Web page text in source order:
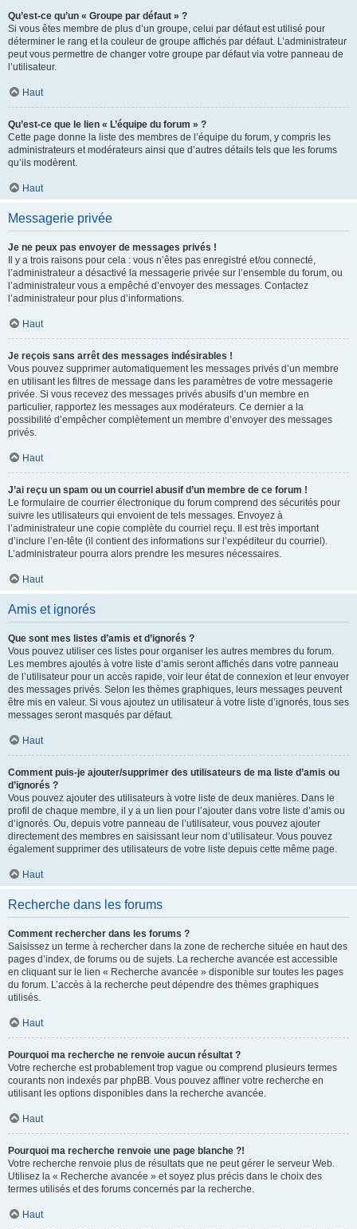
Qu’est-ce qu’un « Groupe par défaut » ?
Si vous êtes membre de plus d’un groupe, celui par défaut est utilisé pour
déterminer le rang et la couleur de groupe affichés par défaut. L’administrateur
peut vous permettre de changer votre groupe par défaut via votre panneau de
l’utilisateur.
Haut
Qu’est-ce que le lien « L’équipe du forum » ?
Cette page donne la liste des membres de l’équipe du forum, y compris les
administrateurs et modérateurs ainsi que d’autres détails tels que les forums
qu’ils modèrent.
Haut
Messagerie privée
Je ne peux pas envoyer de messages privés !
Il y a trois raisons pour cela : vous n’êtes pas enregistré et/ou connecté,
l’administrateur a désactivé la messagerie privée sur l’ensemble du forum, ou
l’administrateur vous a empêché d’envoyer des messages. Contactez
l’administrateur pour plus d’informations.
Haut
Je reçois sans arrêt des messages indésirables !
Vous pouvez supprimer automatiquement les messages privés d’un membre
en utilisant les filtres de message dans les paramètres de votre messagerie
privée. Si vous recevez des messages privés abusifs d’un membre en
particulier, rapportez les messages aux modérateurs. Ce dernier a la
possibilité d’empêcher complètement un membre d’envoyer des messages
privés.
Haut
J’ai reçu un spam ou un courriel abusif d’un membre de ce forum !
Le formulaire de courrier électronique du forum comprend des sécurités pour
suivre les utilisateurs qui envoient de tels messages. Envoyez à
l’administrateur une copie complète du courriel reçu. Il est très important
d’inclure l’en-tête (il contient des informations sur l’expéditeur du courriel).
L’administrateur pourra alors prendre les mesures nécessaires.
Haut
Amis et ignorés
Que sont mes listes d’amis et d’ignorés ?
Vous pouvez utiliser ces listes pour organiser les autres membres du forum.
Les membres ajoutés à votre liste d’amis seront affichés dans votre panneau
de l’utilisateur pour un accès rapide, voir leur état de connexion et leur envoyer
des messages privés. Selon les thèmes graphiques, leurs messages peuvent
être mis en valeur. Si vous ajoutez un utilisateur à votre liste d’ignorés, tous ses
messages seront masqués par défaut.
Haut
Comment puis-je ajouter/supprimer des utilisateurs de ma liste d’amis ou
d’ignorés ?
Vous pouvez ajouter des utilisateurs à votre liste de deux manières. Dans le
profil de chaque membre, il y a un lien pour l’ajouter dans votre liste d’amis ou
d’ignorés. Ou, depuis votre panneau de l’utilisateur, vous pouvez ajouter
directement des membres en saisissant leur nom d’utilisateur. Vous pouvez
également supprimer des utilisateurs de votre liste depuis cette même page.
Haut
Recherche dans les forums
Comment rechercher dans les forums ?
Saisissez un terme à rechercher dans la zone de recherche située en haut des
pages d’index, de forums ou de sujets. La recherche avancée est accessible
en cliquant sur le lien « Recherche avancée » disponible sur toutes les pages
du forum. L’accès à la recherche peut dépendre des thèmes graphiques
utilisés.
Haut
Pourquoi ma recherche ne renvoie aucun résultat ?
Votre recherche est probablement trop vague ou comprend plusieurs termes
courants non indexés par phpBB. Vous pouvez affiner votre recherche en
utilisant les options disponibles dans la recherche avancée.
Haut
Pourquoi ma recherche renvoie une page blanche ?!
Votre recherche renvoie plus de résultats que ne peut gérer le serveur Web.
Utilisez la « Recherche avancée » et soyez plus précis dans le choix des
termes utilisés et des forums concernés par la recherche.
Haut